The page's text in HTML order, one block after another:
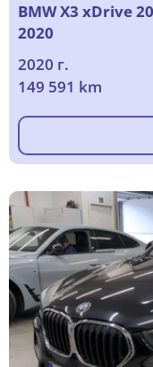
BMW X3 xDrive
2020
2020 г.
149 591 km